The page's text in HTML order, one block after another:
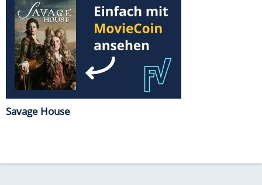
Savage House